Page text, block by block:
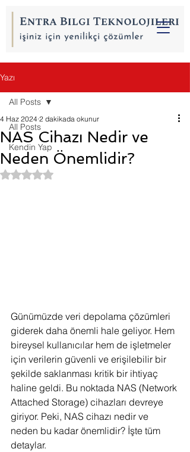
Yazı
All Posts
Kendin Yap
All Posts
NAS Cihazı Nedir ve
Neden Önemlidir?
4 Haz 2024 2 dakikada okunur
5 üzerinden NaN yıldız
Günümüzde veri depolama çözümleri
giderek daha önemli hale geliyor. Hem
bireysel kullanıcılar hem de işletmeler
için verilerin güvenli ve erişilebilir bir
şekilde saklanması kritik bir ihtiyaç
haline geldi. Bu noktada NAS (Network
Attached Storage) cihazları devreye
giriyor. Peki, NAS cihazı nedir ve
neden bu kadar önemlidir? İşte tüm
detaylar.